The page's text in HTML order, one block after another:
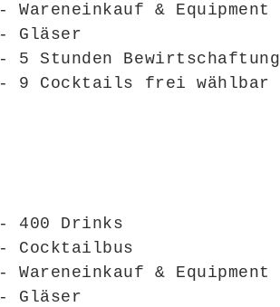
- Wareneinkauf & Equipment
- Gläser
- 5 Stunden Bewirtschaftung
- 9 Cocktails frei wählbar
- 400 Drinks
- Cocktailbus
- Wareneinkauf & Equipment
- Gläser